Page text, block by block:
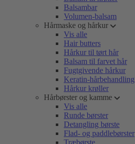
Balsambar
Volumen-balsam
Hårmaske og hårkur
Vis alle
Hair butters
Hårkur til tørt hår
Balsam til farvet hår
Fugtgivende hårkur
Keratin-hårbehandling
Hårkur krøller
Hårbørster og kamme
Vis alle
Runde børster
Detangling børste
Flad- og paddlebørster
Træbørste